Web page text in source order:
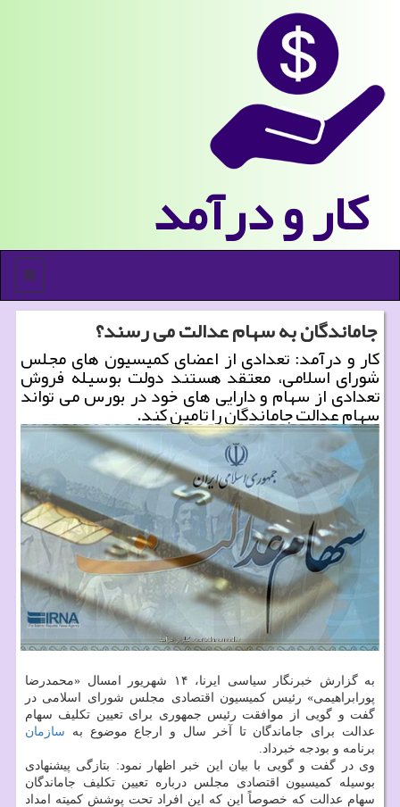
كار و درآمد
منو
جاماندگان به سهام عدالت می رسند؟
کار و درآمد: تعدادی از اعضای کمیسیون های مجلس
شورای اسلامی، معتقد هستند دولت بوسیله فروش
تعدادی از سهام و دارایی های خود در بورس می تواند
سهام عدالت جاماندگان را تامین کند.
به گزارش خبرنگار سیاسی ایرنا، ۱۴ شهریور امسال «محمدرضا
پورابراهیمی» رئیس کمیسیون اقتصادی مجلس شورای اسلامی در
گفت و گویی از موافقت رئیس جمهوری برای تعیین تکلیف سهام
عدالت برای جاماندگان تا آخر سال و ارجاع موضوع به سازمان
برنامه و بودجه خبرداد.
وی در گفت و گویی با بیان این خبر اظهار نمود: بتازگی پیشنهادی
بوسیله کمیسیون اقتصادی مجلس درباره تعیین تکلیف جاماندگان
سهام عدالت که خصوصاً این که این افراد تحت پوشش کمیته امداد